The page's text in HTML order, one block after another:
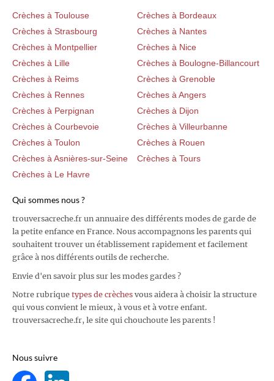
Crèches à Toulouse
Crèches à Bordeaux
Crèches à Strasbourg
Crèches à Nantes
Crèches à Montpellier
Crèches à Nice
Crèches à Lille
Crèches à Boulogne-Billancourt
Crèches à Reims
Crèches à Grenoble
Crèches à Rennes
Crèches à Angers
Crèches à Perpignan
Crèches à Dijon
Crèches à Courbevoie
Crèches à Villeurbanne
Crèches à Toulon
Crèches à Rouen
Crèches à Asnières-sur-Seine
Crèches à Tours
Crèches à Le Havre
Qui sommes nous ?
trouversacreche.fr un annuaire des différents modes de garde de
la petite enfance en France. Nous accompagnons les parents qui
souhaitent trouver un établissement rapidement et facilement
grâce à nos différents outils de recherche.
Envie d'en savoir plus sur les modes gardes ?
Notre rubrique types de crèches vous aidera à choisir la structure
qui vous convient le mieux, à vous et à votre enfant.
trouversacreche.fr, le site qui chouchoute les parents !
Nous suivre